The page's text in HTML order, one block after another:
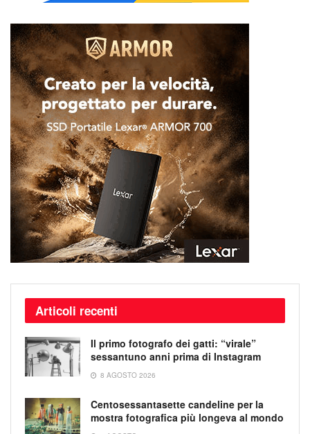
Articoli recenti
Il primo fotografo dei gatti: “virale”
sessantuno anni prima di Instagram
8 AGOSTO 2026
Centosessantasette candeline per la
mostra fotografica più longeva al mondo